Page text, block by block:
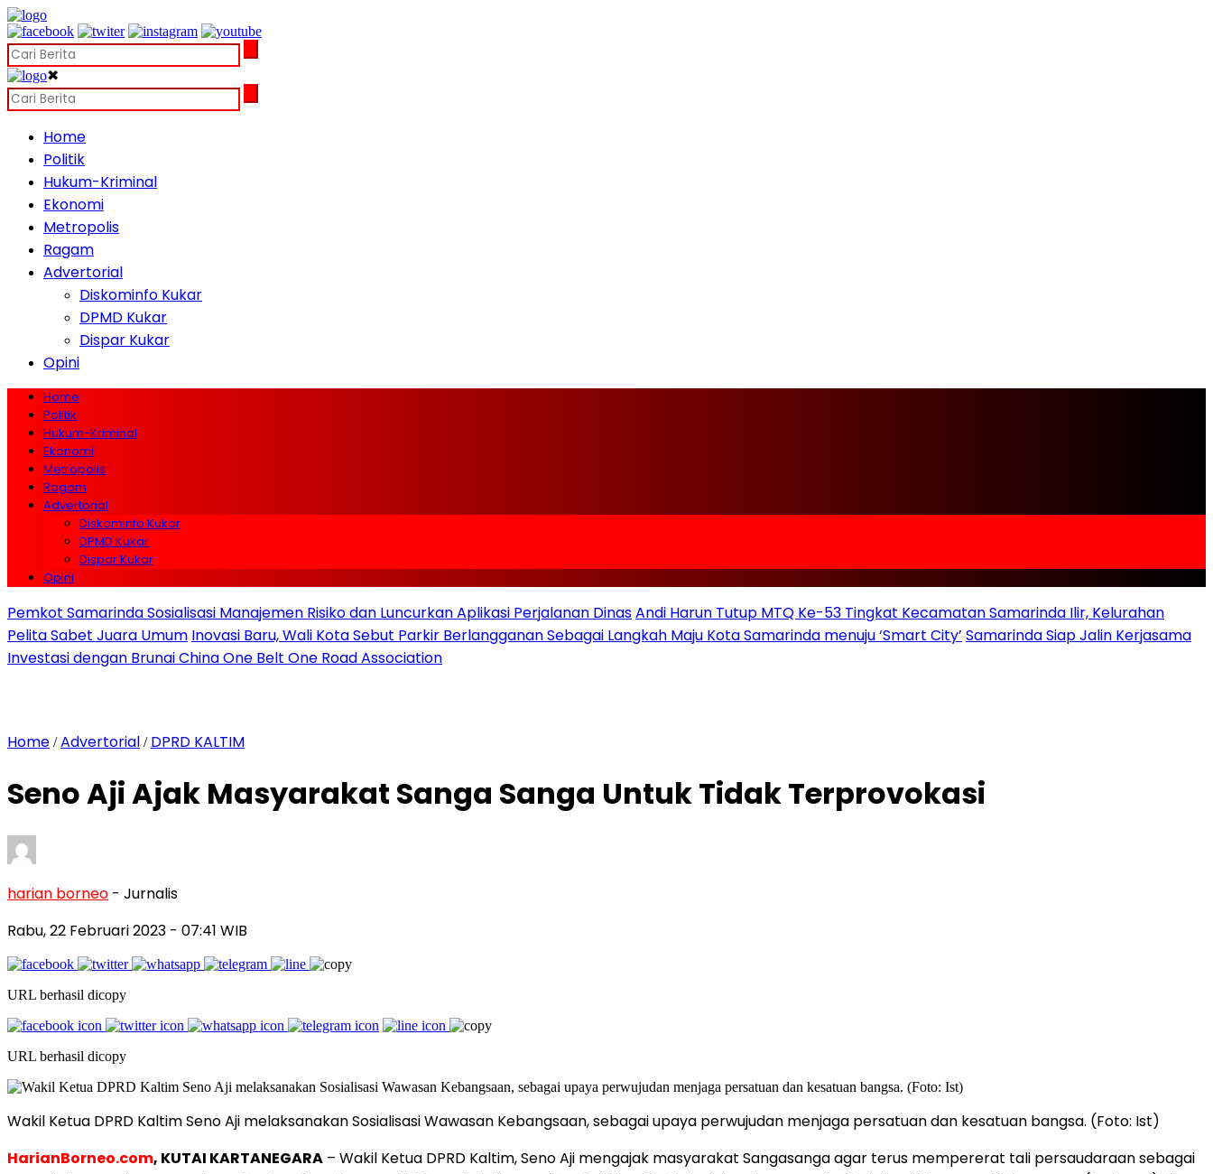
✖
Home
Politik
Hukum-Kriminal
Ekonomi
Metropolis
Ragam
Advertorial
Diskominfo Kukar
DPMD Kukar
Dispar Kukar
Opini
Home
Politik
Hukum-Kriminal
Ekonomi
Metropolis
Ragam
Advertorial
Diskominfo Kukar
DPMD Kukar
Dispar Kukar
Opini
Pemkot Samarinda Sosialisasi Manajemen Risiko dan Luncurkan Aplikasi Perjalanan DinasAndi Harun Tutup MTQ Ke-53 Tingkat Kecamatan Samarinda Ilir, Kelurahan
Pelita Sabet Juara Umum Inovasi Baru, Wali Kota Sebut Parkir Berlangganan Sebagai Langkah Maju Kota Samarinda menuju ‘Smart City’ Samarinda Siap Jalin Kerjasama
Investasi dengan Brunai China One Belt One Road Association
Home /Advertorial / DPRD KALTIM
Seno Aji Ajak Masyarakat Sanga Sanga Untuk Tidak Terprovokasi
harian borneo - Jurnalis
Rabu, 22 Februari 2023 - 07:41 WIB
URL berhasil dicopy
URL berhasil dicopy
Wakil Ketua DPRD Kaltim Seno Aji melaksanakan Sosialisasi Wawasan Kebangsaan, sebagai upaya perwujudan menjaga persatuan dan kesatuan bangsa. (Foto: Ist)
HarianBorneo.com, KUTAI KARTANEGARA – Wakil Ketua DPRD Kaltim, Seno Aji mengajak masyarakat Sangasanga agar terus mempererat tali persaudaraan sebagai